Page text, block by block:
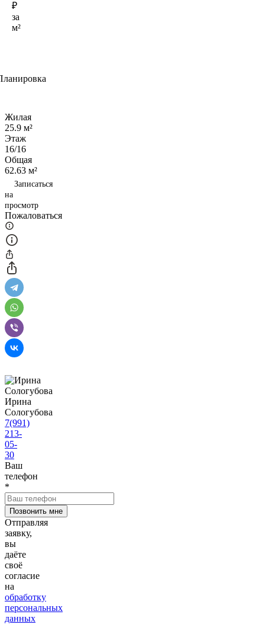
₽
за
м²
Жилая
25.9 м²
Этаж
16/16
Общая
62.63 м²
Записаться
на
просмотр
Пожаловаться
Ирина
Сологубова
7(991)
213-
05-
30
Ваш
телефон
*
Отправляя
заявку,
вы
даёте
своё
согласие
на
обработку
персональных
данных